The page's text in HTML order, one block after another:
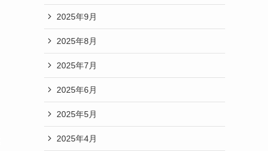
2025年9月
2025年8月
2025年7月
2025年6月
2025年5月
2025年4月